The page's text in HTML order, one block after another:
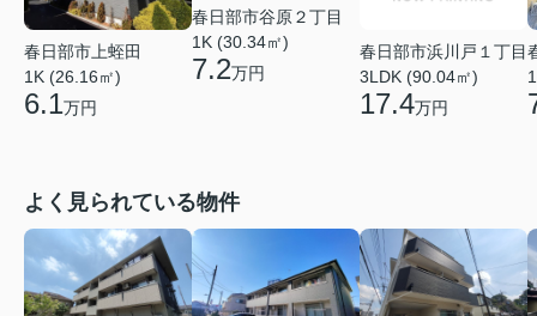
春日部市上蛭田
1K (26.16㎡)
6.1万円
春日部市谷原２丁目
1K (30.34㎡)
7.2万円
春日部市浜川戸１丁目
3LDK (90.04㎡)
17.4万円
よく見られている物件